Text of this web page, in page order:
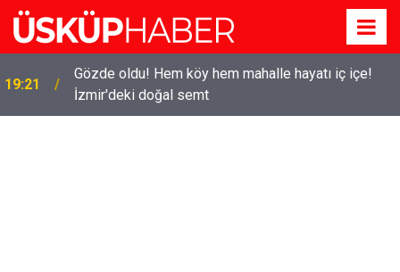
19:21
Gözde oldu! Hem köy hem mahalle hayatı iç içe!
İzmir'deki doğal semt